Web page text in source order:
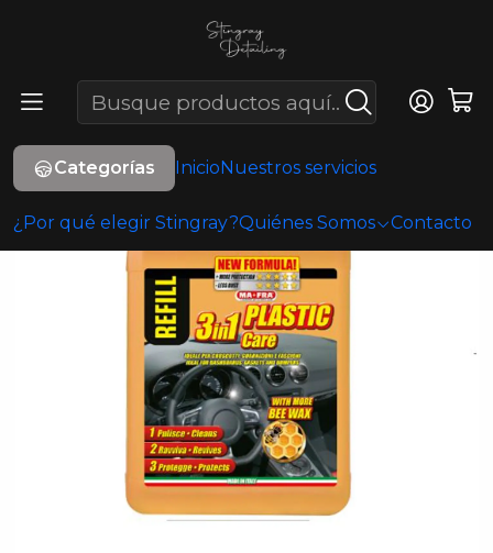
Categorías InicioNuestros servicios
¿Por qué elegir Stingray?Quiénes Somos Contacto
Limpieza interior